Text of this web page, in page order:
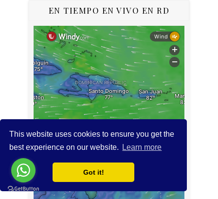
This website uses cookies to ensure you get the
best experience on our website.
Learn more
Got it!
EN TIEMPO EN VIVO EN RD